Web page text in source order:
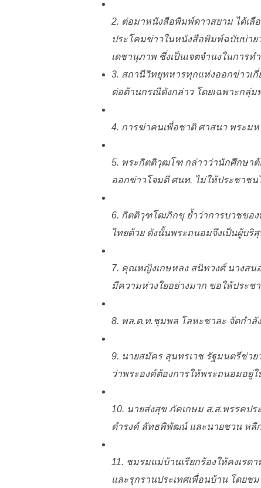
2. ต่อมาหนังสือพิมพ์ดาวสยาม ได้เ
ประโคมข่าวในหนังสือพิมพ์ฉบับบ่าย
เดชานุภาพ ซึ่งเป็นเจตจำนงในการ
3. สถานีวิทยุทหารทุกแห่งออกข่าวเ
ต่อต้านกรณีดังกล่าว โดยเฉพาะกลุ่ม
4. การฆ่าคนเพื่อชาติ ศาสนา พระม
5. พระกิตติวุฒโฑ กล่าวว่านักศึกษา
ออกข่าวโจมตี ศนท. ไม่ให้ประชาช
6. กิตติวุฑโฒภิกขุ ย้ำว่าการบวชขอ
ไทยด้วย ดังนั้นพระถนอมจึงเป็นผู้บริ
7. คุณหญิงเกษหลง สนิทวงศ์ นางสนอ
มีความห่วงใยอย่างมาก ขอให้ประช
8. พล.ต.ท.ชุมพล โลหะชาละ จัดกำลั
9. นายสมัคร สุนทรเวช รัฐมนตรีช่วย
ว่าพระองค์ต้องการให้พระถนอมอยู่ใ
10. นายส่งสุข ภัคเกษม ส.ส.พรรคป
ดำรงค์ ลัทธพิพัฒน์ และนายชวน หลี
11. ชมรมแม่บ้านเรียกร้องให้คงเรด
และรุกรานประเทศเพื่อนบ้าน โดย